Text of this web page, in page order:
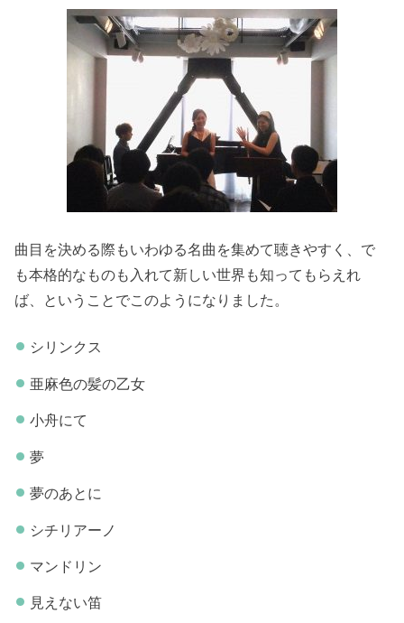
曲目を決める際もいわゆる名曲を集めて聴きやすく、で
も本格的なものも入れて新しい世界も知ってもらえれ
ば、ということでこのようになりました。
シリンクス
亜麻色の髪の乙女
小舟にて
夢
夢のあとに
シチリアーノ
マンドリン
見えない笛